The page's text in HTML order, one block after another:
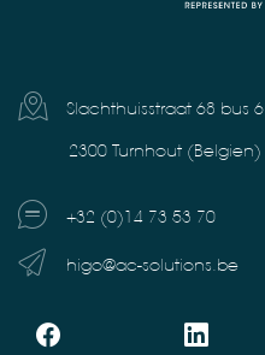
Slachthuisstraat 68 bus 6
2300 Turnhout (Belgien)
+32 (0)14 73 53 70
higo@ac-solutions.be